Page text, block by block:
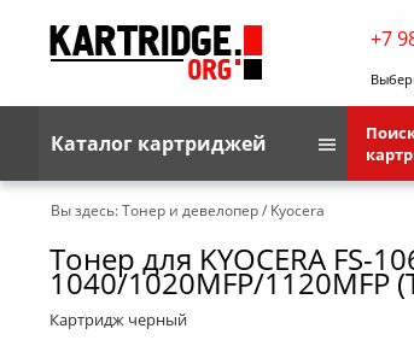
+7
Каталог картриджей
Brother
G&G
Kodak
Lexmark
Вы здесь:Тонер и девелопер/ Kyocera
Тонер для KYOCERA FS-
1040/1020MFP/1120MFP
Картридж черный